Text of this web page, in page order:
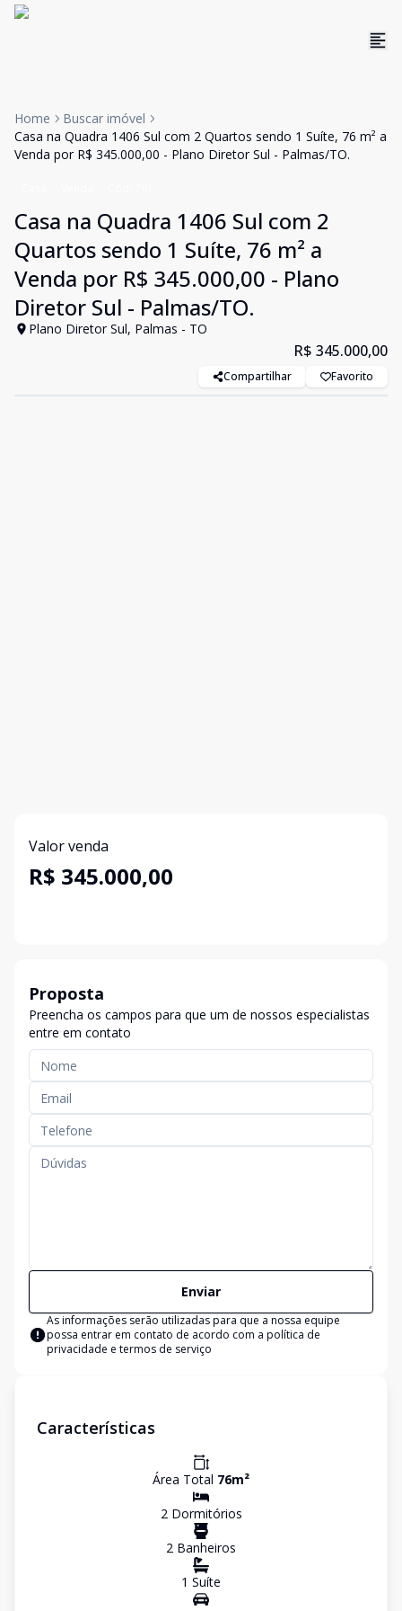
Home
Buscar imóvel
Casa na Quadra 1406 Sul com 2 Quartos sendo 1 Suíte, 76 m² a
Venda por R$ 345.000,00 - Plano Diretor Sul - Palmas/TO.
Casa na Quadra 1406 Sul com 2
Quartos sendo 1 Suíte, 76 m² a
Venda por R$ 345.000,00 - Plano
Diretor Sul - Palmas/TO.
Plano Diretor Sul, Palmas - TO
R$ 345.000,00
Compartilhar Favorito
Valor venda
R$ 345.000,00
Proposta
Preencha os campos para que um de nossos especialistas
entre em contato
Enviar
As informações serão utilizadas para que a nossa equipe
possa entrar em contato de acordo com a política de
privacidade e termos de serviço
Características
Área Total 76m²
2Dormitórios
2 Banheiros
1 Suíte